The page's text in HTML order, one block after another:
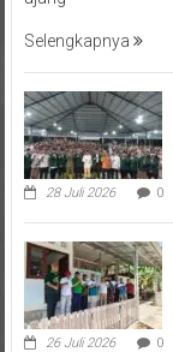
28 Juli 2026 0
26 Juli 2026 0